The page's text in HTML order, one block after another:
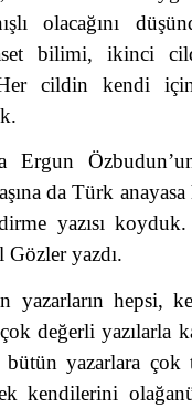
olacağını
bilimi, ikinci
cildin kendi
Ergun
da Türk
yazısı
Gözler yazdı.
yazarların hepsi,
değerli yazılarla
bütün yazarlara çok
kendilerini